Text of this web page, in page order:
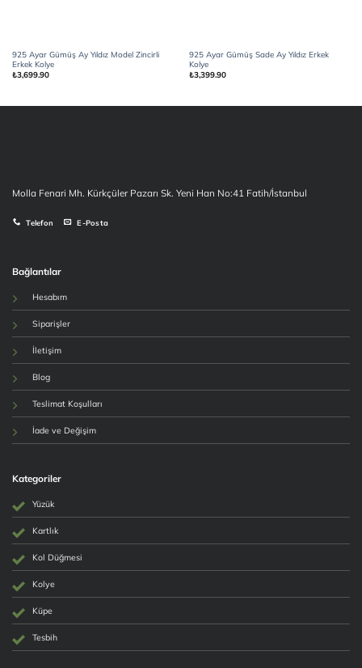
925 Ayar Gümüş Ay Yıldız Model Zincirli
Erkek Kolye
₺3,699.90
925 Ayar Gümüş Sade Ay Yıldız Erkek
Kolye
₺3,399.90
Molla Fenari Mh. Kürkçüler Pazarı Sk. Yeni Han No:41 Fatih/İstanbul
Telefon E-Posta
Bağlantılar
Hesabım
Siparişler
İletişim
Blog
Teslimat Koşulları
İade ve Değişim
Kategoriler
Yüzük
Kartlık
Kol Düğmesi
Kolye
Küpe
Tesbih